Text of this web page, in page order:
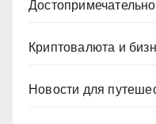
Криптовалюта и
Новости для